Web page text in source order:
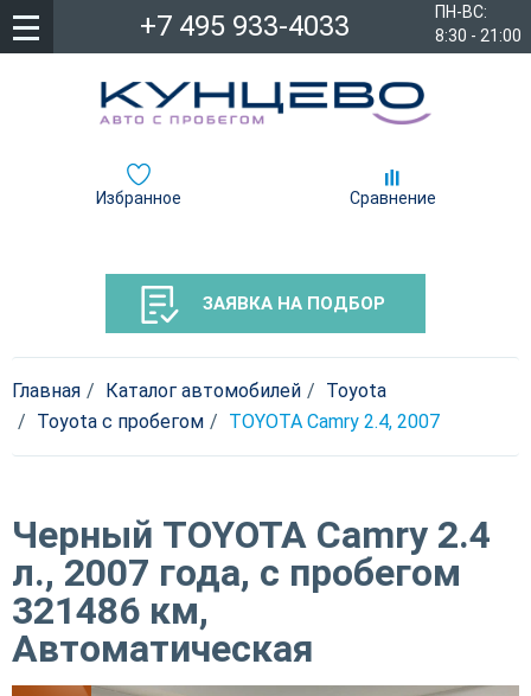
ПН-ВС:
8:30 - 21:00
+7 495 933-4033
Избранное Сравнение
ЗАЯВКА НА ПОДБОР
Главная Каталог автомобилей
Toyota
Toyota c пробегом
TOYOTA Camry 2.4, 2007
Черный TOYOTA Camry 2.4
л., 2007 года, с пробегом
321486 км,
Автоматическая